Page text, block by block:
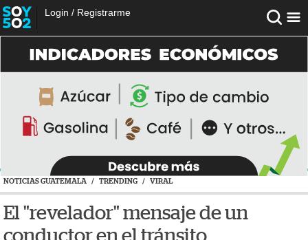
Login / Registrarme
NOTICIAS GUATEMALA / TRENDING / VIRAL
El "revelador" mensaje de un
conductor en el tránsito